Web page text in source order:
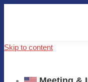
Skip to content